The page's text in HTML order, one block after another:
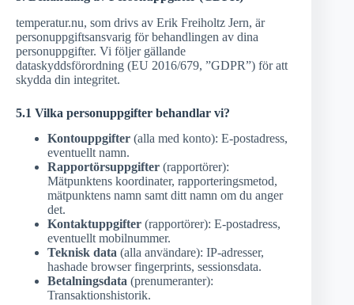
temperatur.nu, som drivs av Erik Freiholtz Jern, är
personuppgiftsansvarig för behandlingen av dina
personuppgifter. Vi följer gällande
dataskyddsförordning (EU 2016/679, ”GDPR”) för att
skydda din integritet.
5.1 Vilka personuppgifter behandlar vi?
Kontouppgifter (alla med konto): E-postadress,
eventuellt namn.
Rapportörsuppgifter (rapportörer):
Mätpunktens koordinater, rapporteringsmetod,
mätpunktens namn samt ditt namn om du anger
det.
Kontaktuppgifter (rapportörer): E-postadress,
eventuellt mobilnummer.
Teknisk data (alla användare): IP-adresser,
hashade browser fingerprints, sessionsdata.
Betalningsdata (prenumeranter):
Transaktionshistorik.